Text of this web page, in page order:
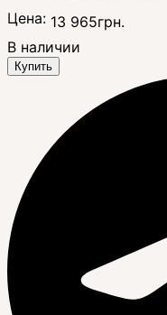
Цена: 13 965грн.
В наличии
Купить